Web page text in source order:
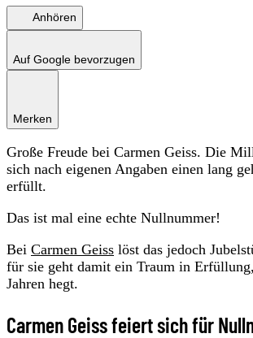
Anhören
Auf Google bevorzugen
Merken
Große Freude bei Carmen Geiss. Die
sich nach eigenen Angaben einen lang
erfüllt.
Das ist mal eine echte Nullnummer!
Bei Carmen Geiss löst das jedoch
für sie geht damit ein Traum in
Jahren hegt.
Carmen Geiss feiert sich für